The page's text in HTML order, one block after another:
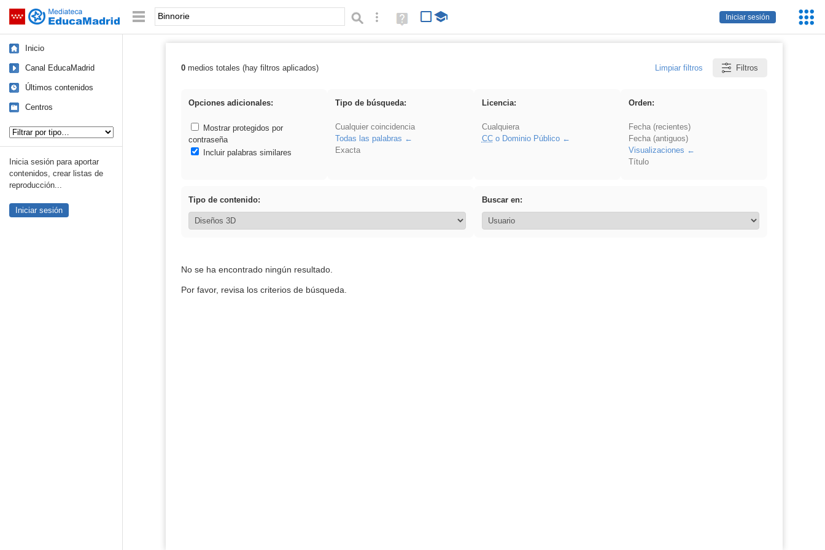
Saltar navegación
Iniciar sesión
Palabra o frase: Búsqueda avanzada
Ayuda
(en
Inicio
Canal EducaMadrid
Últimos contenidos
Centros
Inicia sesión para aportar
contenidos, crear listas de
reproducción...
Iniciar sesión
Resultados de: Binnorie
0medios totales (hay filtros aplicados) Limpiar filtros Filtros
Opciones adicionales:
Mostrar protegidos por
contraseña
Incluir palabras similares
Tipo de búsqueda:
Cualquier coincidencia
Todas las palabras
Exacta
Licencia:
Cualquiera
CCo Dominio Público
Orden:
Fecha (recientes)
Fecha (antiguos)
Visualizaciones
Título
Tipo de contenido: Buscar en:
No se ha encontrado ningún resultado.
Por favor, revisa los criterios de búsqueda.